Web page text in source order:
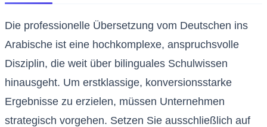
Die professionelle Übersetzung vom Deutschen ins
Arabische ist eine hochkomplexe, anspruchsvolle
Disziplin, die weit über bilinguales Schulwissen
hinausgeht. Um erstklassige, konversionsstarke
Ergebnisse zu erzielen, müssen Unternehmen
strategisch vorgehen. Setzen Sie ausschließlich auf